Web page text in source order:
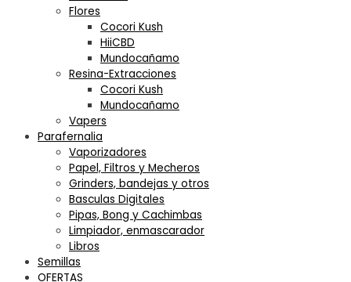
Flores
Cocori Kush
HiiCBD
Mundocañamo
Resina-Extracciones
Cocori Kush
Mundocañamo
Vapers
Parafernalia
Vaporizadores
Papel, Filtros y Mecheros
Grinders, bandejas y otros
Basculas Digitales
Pipas, Bong y Cachimbas
Limpiador, enmascarador
Libros
Semillas
OFERTAS